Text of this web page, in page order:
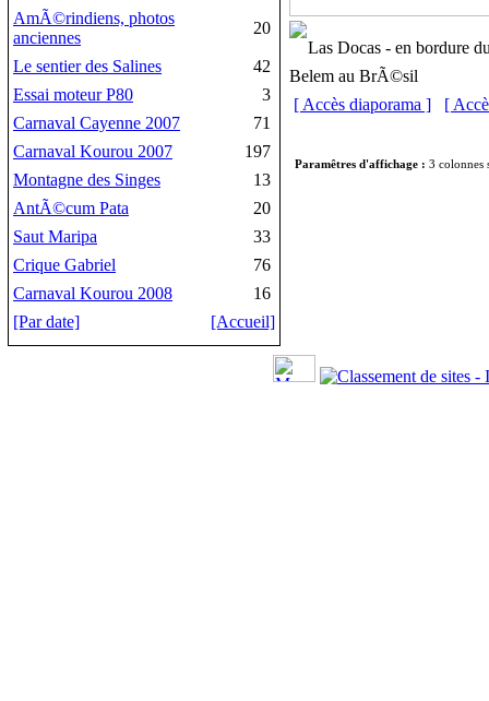
AmÃ©rindiens, photos
anciennes
20
Le sentier des Salines
42
Essai moteur P80
3
Carnaval Cayenne 2007
71
Carnaval Kourou 2007
197
Montagne des Singes
13
AntÃ©cum Pata
20
Saut Maripa
33
Crique Gabriel
76
Carnaval Kourou 2008
16
[Par date]
[Accueil]
Las Docas - en bordure
Belem au BrÃ©sil
[ Accès diaporama ]
[
Paramêtres d'affichage : 3 colonnes